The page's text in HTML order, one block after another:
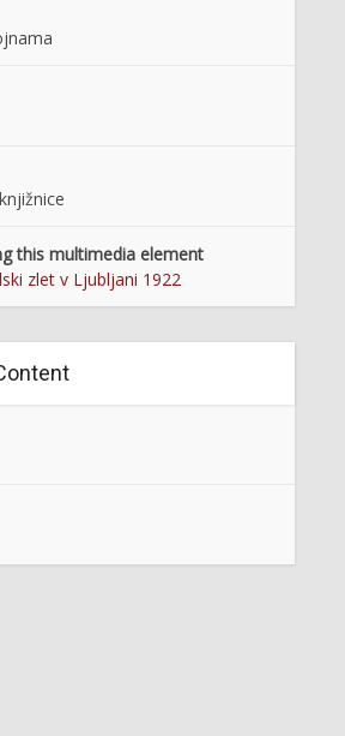
this multimedia element
zlet v Ljubljani 1922